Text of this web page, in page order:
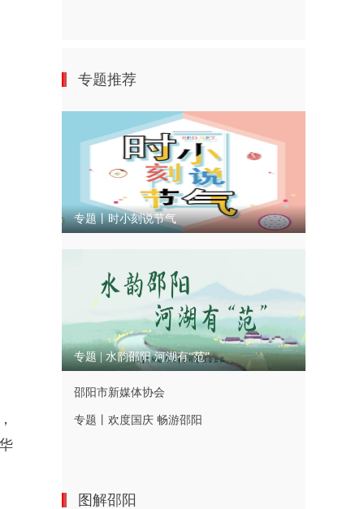
专题推荐
专题丨时小刻说节气
专题 | 水韵邵阳 河湖有“范”
邵阳市新媒体协会
专题丨欢度国庆 畅游邵阳
图解邵阳